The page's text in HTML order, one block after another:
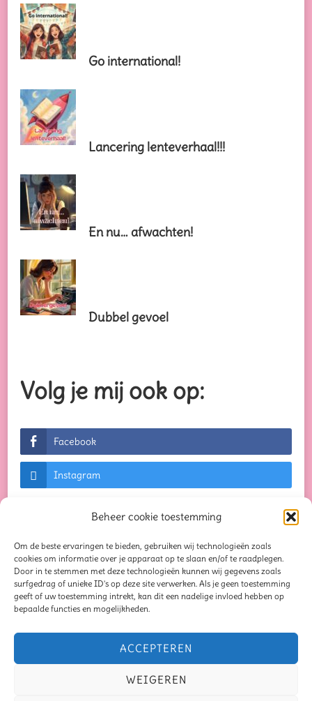
Beheer cookie toestemming
Om de beste ervaringen te bieden, gebruiken wij technologieën zoals
cookies om informatie over je apparaat op te slaan en/of te raadplegen.
Door in te stemmen met deze technologieën kunnen wij gegevens zoals
surfgedrag of unieke ID's op deze site verwerken. Als je geen toestemming
geeft of uw toestemming intrekt, kan dit een nadelige invloed hebben op
bepaalde functies en mogelijkheden.
ACCEPTEREN
WEIGEREN
Go international!
Lancering lenteverhaal!!!
En nu… afwachten!
Dubbel gevoel
Volg je mij ook op:
Facebook
Instagram
© Auteursrechten 2026Creaties waar je blij van
wordt.... Alle rechten voorbehouden. Chic Lite |
Ontwikkeld doorRara Themes. Mogelijk
Seizoensliefde
Mindful Moments Bundel
Oorbellen
Schrijven